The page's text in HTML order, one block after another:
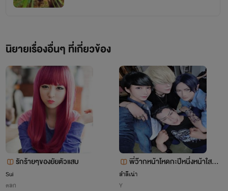
นิยายเรื่องอื่นๆ ที่เกี่ยวข้อง
รักร้ายๆของยัยตัวแสบ
Sui
ตลก
พี่ว๊ากหน้าโหดกะปีหนึ่งหน้าใส[y
aoi] nc 18+
สำลีเน่า
Y